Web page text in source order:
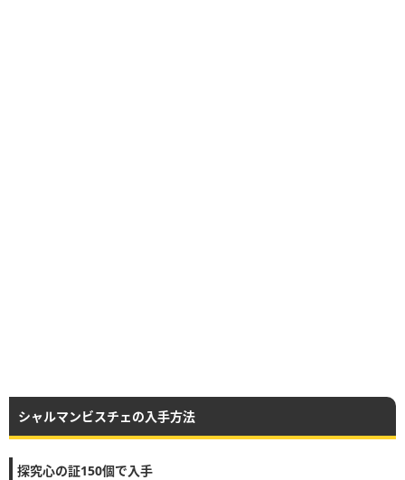
シャルマンビスチェの入手方法
探究心の証150個で入手